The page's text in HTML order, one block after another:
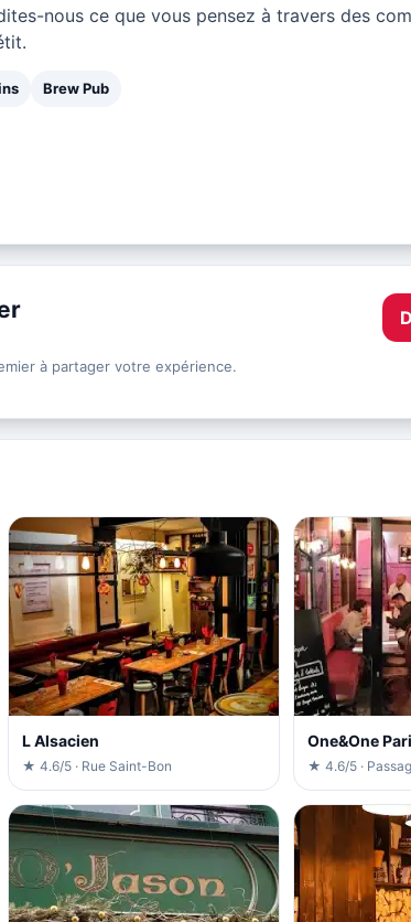
nous ce que vous pensez à travers des
Brew Pub
à partager votre expérience.
L Alsacien
★ 4.6/5 · Rue Saint-Bon
One&One
★ 4.6/5 ·